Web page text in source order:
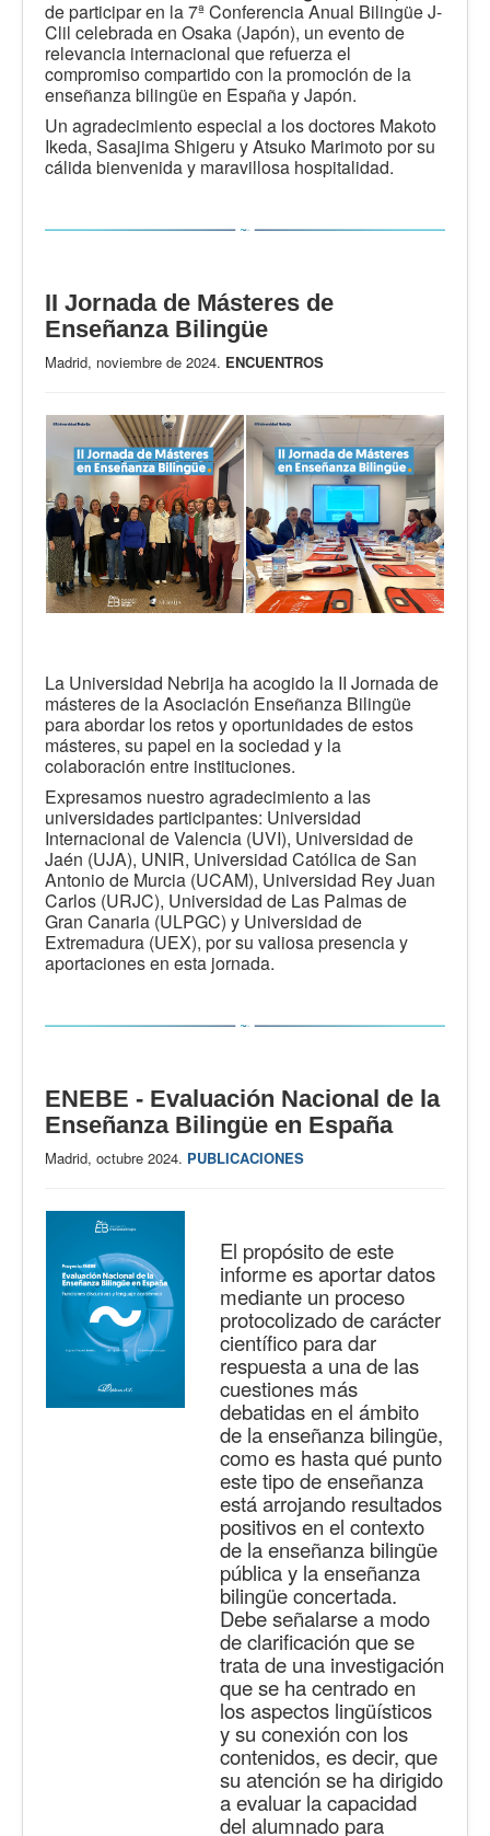
de participar en la 7ª Conferencia Anual Bilingüe J-
Clil celebrada en Osaka (Japón), un evento de
relevancia internacional que refuerza el
compromiso compartido con la promoción de la
enseñanza bilingüe en España y Japón.
Un agradecimiento especial a los doctores Makoto
Ikeda, Sasajima Shigeru y Atsuko Marimoto por su
cálida bienvenida y maravillosa hospitalidad.
II Jornada de Másteres de
Enseñanza Bilingüe
Madrid, noviembre de 2024. ENCUENTROS
La Universidad Nebrija ha acogido la II Jornada de
másteres de la Asociación Enseñanza Bilingüe
para abordar los retos y oportunidades de estos
másteres, su papel en la sociedad y la
colaboración entre instituciones.
Expresamos nuestro agradecimiento a las
universidades participantes: Universidad
Internacional de Valencia (UVI), Universidad de
Jaén (UJA), UNIR, Universidad Católica de San
Antonio de Murcia (UCAM), Universidad Rey Juan
Carlos (URJC), Universidad de Las Palmas de
Gran Canaria (ULPGC) y Universidad de
Extremadura (UEX), por su valiosa presencia y
aportaciones en esta jornada.
ENEBE - Evaluación Nacional de la
Enseñanza Bilingüe en España
Madrid, octubre 2024. PUBLICACIONES
El propósito de este
informe es aportar datos
mediante un proceso
protocolizado de carácter
científico para dar
respuesta a una de las
cuestiones más
debatidas en el ámbito
de la enseñanza bilingüe,
como es hasta qué punto
este tipo de enseñanza
está arrojando resultados
positivos en el contexto
de la enseñanza bilingüe
pública y la enseñanza
bilingüe concertada.
Debe señalarse a modo
de clarificación que se
trata de una investigación
que se ha centrado en
los aspectos lingüísticos
y su conexión con los
contenidos, es decir, que
su atención se ha dirigido
a evaluar la capacidad
del alumnado para